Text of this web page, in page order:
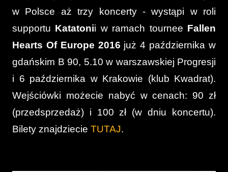
w Polsce aż trzy koncerty - wystąpi w roli
supportu Katatonii w ramach tournee Fallen
Hearts Of Europe 2016 już 4 października w
gdańskim B 90, 5.10 w warszawskiej Progresji
i 6 października w Krakowie (klub Kwadrat).
Wejściówki możecie nabyć w cenach: 90 zł
(przedsprzedaż) i 100 zł (w dniu koncertu).
Bilety znajdziecie TUTAJ.